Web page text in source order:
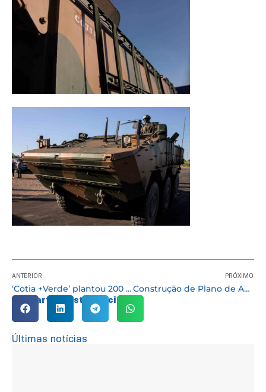
ANTERIOR
‘Cotia +Verde’ plantou 200 mudas de árvores em área usada como descarte irregular
PRÓXIMO
Construção de Plano de Ação foi o tema de capacitação oferecida para ILPIs
Compartilhe esta notícia:
Últimas notícias